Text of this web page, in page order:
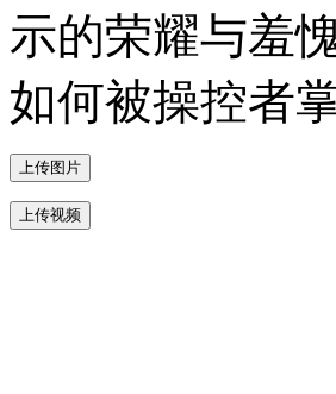
示的荣耀与羞
如何被操控者
上传图片
上传视频